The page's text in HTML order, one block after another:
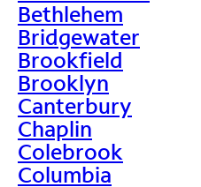
Bethlehem
Bridgewater
Brookfield
Brooklyn
Canterbury
Chaplin
Colebrook
Columbia